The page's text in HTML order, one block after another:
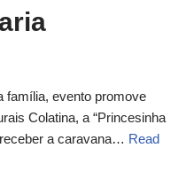
família, evento promove
Colatina, a “Princesinha
a caravana… Read